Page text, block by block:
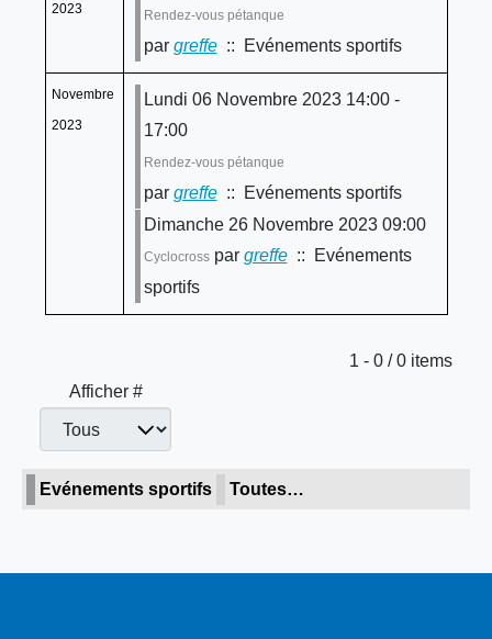
2023
Rendez-vous pétanque
par greffe:: Evénements sportifs
Novembre
2023
Lundi 06 Novembre 2023 14:00 -
17:00
Rendez-vous pétanque
par greffe:: Evénements sportifs
Dimanche 26 Novembre 2023 09:00
Cyclocrosspar greffe:: Evénements
sportifs
Limite de la pagination
1 - 0 / 0 items
Afficher #
Evénements sportifs Toutes…